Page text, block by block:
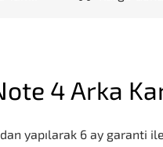
4 Arka
yapılarak 6 ay garanti